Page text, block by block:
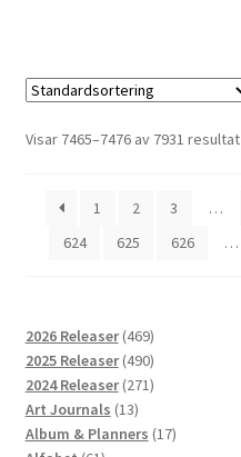
Visar 7465–7476 av 7931 resultat
1 2 3 …
624
625 626 …
2026 Releaser 469469
produkter
2025 Releaser 490490
produkter
2024 Releaser 271271
Art Journals 1313
produkter
Album & Planners 1717